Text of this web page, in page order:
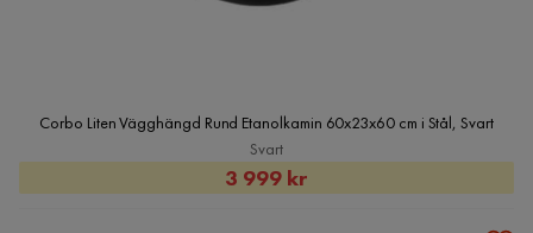
Corbo Liten Vägghängd Rund Etanolkamin 60x23x60 cm i Stål, Svart
Svart
Rabatterat
3 999 kr